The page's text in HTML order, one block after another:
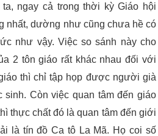
ngay cả trong thời kỳ Giáo hội
nhất, dường như cũng chưa hề có
như vậy. Việc so sánh này cho
2 tôn giáo rất khác nhau đối với
thì chỉ tập họp được người già
Còn việc quan tâm đến giáo
thực chất đó là quan tâm đến giới
là tín đồ Ca tô La Mã. Họ coi số